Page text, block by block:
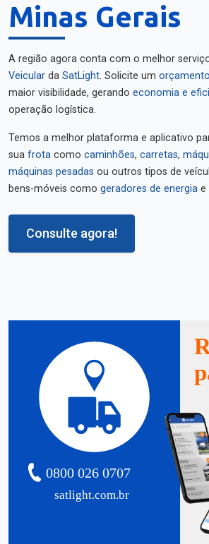
Minas Gerais
A região agora conta com o melhor
Veicular da SatLight. Solicite um
maior visibilidade, gerando economia e
operação logística.
Temos a melhor plataforma e aplicativo
sua frota como caminhões, carretas,
máquinas pesadas ou outros tipos de
bens-móveis como geradores de energia e
Consulte agora!
satlight.com.br
0800 026 0707